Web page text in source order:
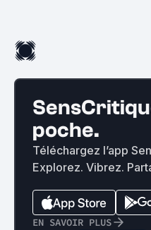
poche.
Téléchargez l’app
Explorez. Vibrez.
EN SAVOIR PLUS